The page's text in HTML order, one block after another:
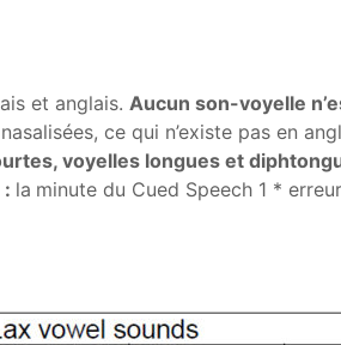
et anglais. Aucun son-voyelle
ce qui n’existe pas en
voyelles longues et
: la minute du Cued Speech 1 *